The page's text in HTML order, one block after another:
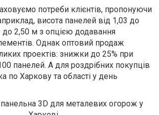
потреби клієнтів, пропонуючи
висота панелей від 1,03 до
2,50 м з опцією додавання
Однак оптовий продаж
проектів: знижки до 25% при
панелей. А для роздрібних покупців
по Харкову та області у день